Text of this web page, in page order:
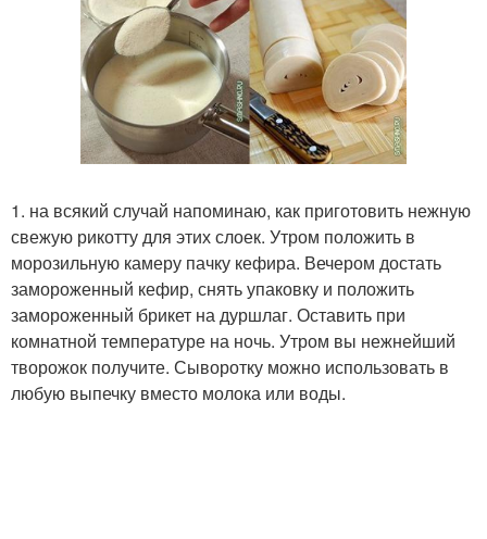
1. на всякий случай напоминаю, как приготовить нежную
свежую рикотту для этих слоек. Утром положить в
морозильную камеру пачку кефира. Вечером достать
замороженный кефир, снять упаковку и положить
замороженный брикет на дуршлаг. Оставить при
комнатной температуре на ночь. Утром вы нежнейший
творожок получите. Сыворотку можно использовать в
любую выпечку вместо молока или воды.